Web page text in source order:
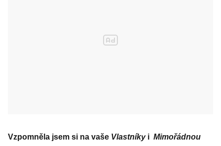
Vzpomněla jsem si na vaše Vlastníkyi Mimořádnou